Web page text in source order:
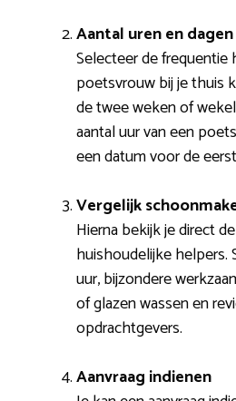
Aantal uren en
Selecteer de frequentie
poetsvrouw bij je thuis
de twee weken of
aantal uur van een
een datum voor de
Vergelijk
Hierna bekijk je direct
huishoudelijke helpers.
uur, bijzondere
of glazen wassen en
opdrachtgevers.
Aanvraag indienen